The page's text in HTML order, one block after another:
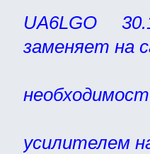
UA6LGO
заменяет на
усилителем